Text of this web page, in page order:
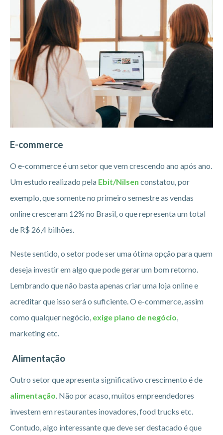
E-commerce
O e-commerce é um setor que vem crescendo ano após ano.
Um estudo realizado pela Ebit/Nilsen constatou, por
exemplo, que somente no primeiro semestre as vendas
online cresceram 12% no Brasil, o que representa um total
de R$ 26,4 bilhões.
Neste sentido, o setor pode ser uma ótima opção para quem
deseja investir em algo que pode gerar um bom retorno.
Lembrando que não basta apenas criar uma loja online e
acreditar que isso será o suficiente. O e-commerce, assim
como qualquer negócio, exige plano de negócio
marketing etc.
Alimentação
Outro setor que apresenta significativo crescimento é de
alimentação . Não por acaso, muitos empreendedores
investem em restaurantes inovadores, food trucks etc.
Contudo, algo interessante que deve ser destacado é que